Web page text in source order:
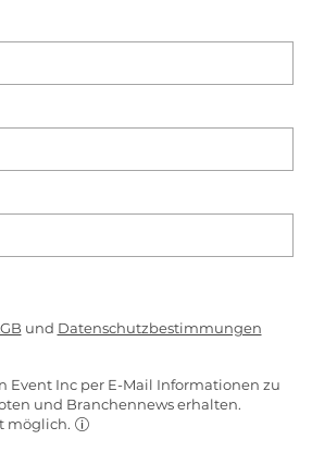
und Datenschutzbestimmungen
Event Inc per E-Mail Informationen zu
und Branchennews erhalten.
möglich.